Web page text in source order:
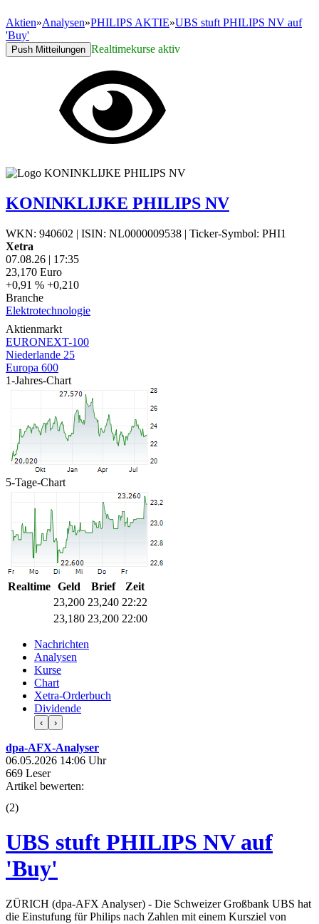
Aktien»Analysen»PHILIPS AKTIE»UBS stuft PHILIPS NV auf
'Buy'
Push Mitteilungen Realtimekurse aktiv
KONINKLIJKE PHILIPS NV
WKN: 940602 | ISIN: NL0000009538 | Ticker-Symbol: PHI1
Xetra
07.08.26 | 17:35
23,170 Euro
+0,91 % +0,210
Branche
Elektrotechnologie
Aktienmarkt
EURONEXT-100
Niederlande 25
Europa 600
1-Jahres-Chart
5-Tage-Chart
Realtime Geld Brief
Zeit
23,200 23,240 22:22
23,180 23,200 22:00
Nachrichten
Analysen
Kurse
Chart
Xetra-Orderbuch
Dividende
‹ ›
dpa-AFX-Analyser
06.05.2026 14:06 Uhr
669 Leser
Artikel bewerten:
(2)
UBS stuft PHILIPS NV auf
'Buy'
ZÜRICH (dpa-AFX Analyser) - Die Schweizer Großbank UBS hat
die Einstufung für Philips nach Zahlen mit einem Kursziel von